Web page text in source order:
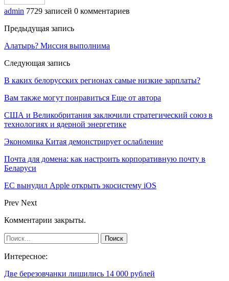
admin 7729 записей 0 комментариев
Предыдущая запись
Алатырь? Миссия выполнима
Следующая запись
В каких белорусских регионах самые низкие зарплаты?
Вам также могут понравиться Еще от автора
США и Великобритания заключили стратегический союз в
технологиях и ядерной энергетике
Экономика Китая демонстрирует ослабление
Почта для домена: как настроить корпоративную почту в
Беларуси
ЕС вынудил Apple открыть экосистему iOS
Prev Next
Комментарии закрыты.
Интересное:
Две березовчанки лишились 14 000 рублей